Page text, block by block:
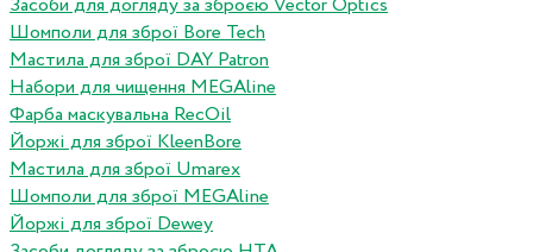
Засоби для догляду за зброєю Vector Optics
Шомполи для зброї Bore Tech
Мастила для зброї DAY Patron
Набори для чищення MEGAline
Фарба маскувальна RecOil
Йоржі для зброї KleenBore
Мастила для зброї Umarex
Шомполи для зброї MEGAline
Йоржі для зброї Dewey